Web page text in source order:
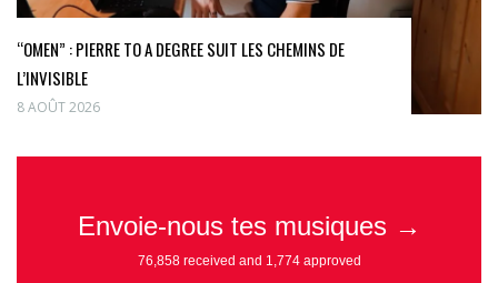
“OMEN” : PIERRE TO A DEGREE SUIT LES CHEMINS DE
L’INVISIBLE
8 AOÛT 2026